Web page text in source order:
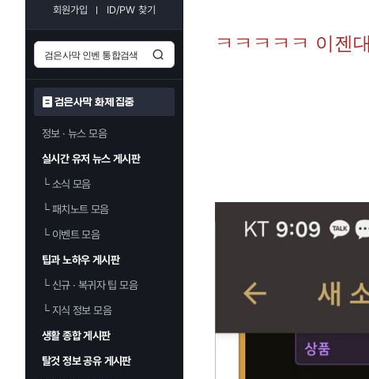
회원가입 ID/PW 찾기
검은사막 화제 집중
정보 · 뉴스 모음
실시간 유저 뉴스 게시판
└소식 모음
└패치노트 모음
└이벤트 모음
팁과 노하우 게시판
└신규 · 복귀자 팁 모음
└지식 정보 모음
생활 종합 게시판
탈것 정보 공유 게시판
ㅋㅋㅋㅋㅋ 이젠